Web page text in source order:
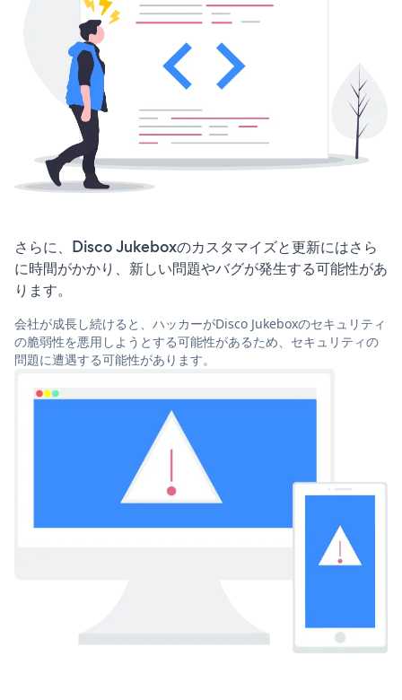
さらに、Disco Jukeboxのカスタマイズと更新にはさら
に時間がかかり、新しい問題やバグが発生する可能性があ
ります。
会社が成長し続けると、ハッカーがDisco Jukeboxのセキュリティ
の脆弱性を悪用しようとする可能性があるため、セキュリティの
問題に遭遇する可能性があります。